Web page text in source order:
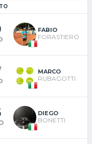
FABIO
FORASTIERO
MARCO
RUBAGOTTI
DIEGO
BONETTI